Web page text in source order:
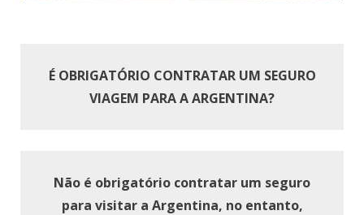
É OBRIGATÓRIO CONTRATAR UM SEGURO
VIAGEM PARA A ARGENTINA?
Não é obrigatório contratar um seguro
para visitar a Argentina, no entanto,